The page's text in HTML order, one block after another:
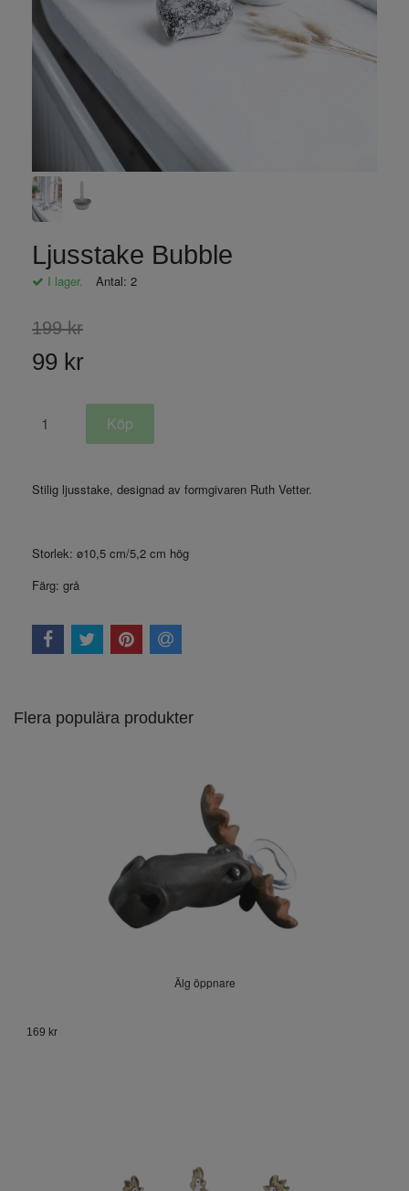
Ljusstake Bubble
I lager. Antal: 2
199 kr
99 kr
Stilig ljusstake, designad av formgivaren Ruth Vetter.
Storlek: ø10,5 cm/5,2 cm hög
Färg: grå
Flera populära produkter
Älg öppnare
169 kr